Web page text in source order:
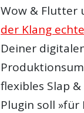
Wow & Flutter
der Klang
Deiner
flexibles Slap
Plugin soll